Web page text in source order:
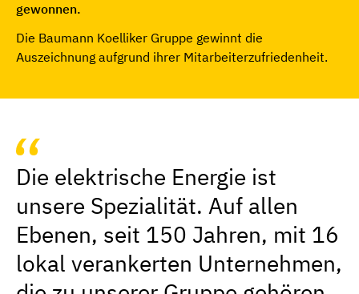
gewonnen.
Die Baumann Koelliker Gruppe gewinnt die
Auszeichnung aufgrund ihrer Mitarbeiterzufriedenheit.
Die elektrische Energie ist
unsere Spezialität. Auf allen
Ebenen, seit 150 Jahren, mit 16
lokal verankerten Unternehmen,